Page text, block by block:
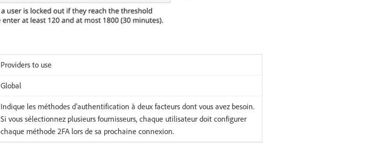
Providers to use
Global
Indique les méthodes d’authentification à deux facteurs dont vous avez besoin.
Si vous sélectionnez plusieurs fournisseurs, chaque utilisateur doit configurer
chaque méthode 2FA lors de sa prochaine connexion.